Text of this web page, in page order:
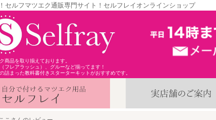
セルフマツエク通販専門サイト！セルフレイオンラインショップ
商品を取り揃えております。
フレアラッシュ）、グルーなど揃ってます！
詰まった教科書付きスターターキットがおすすめです。